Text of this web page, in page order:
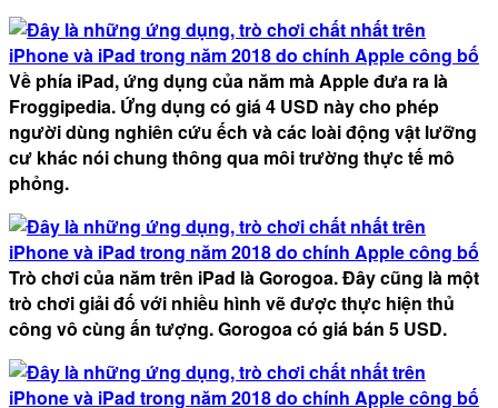
Về phía iPad, ứng dụng của năm mà Apple đưa ra là
Froggipedia. Ứng dụng có giá 4 USD này cho phép
người dùng nghiên cứu ếch và các loài động vật lưỡng
cư khác nói chung thông qua môi trường thực tế mô
phỏng.
Trò chơi của năm trên iPad là Gorogoa. Đây cũng là một
trò chơi giải đố với nhiều hình vẽ được thực hiện thủ
công vô cùng ấn tượng. Gorogoa có giá bán 5 USD.